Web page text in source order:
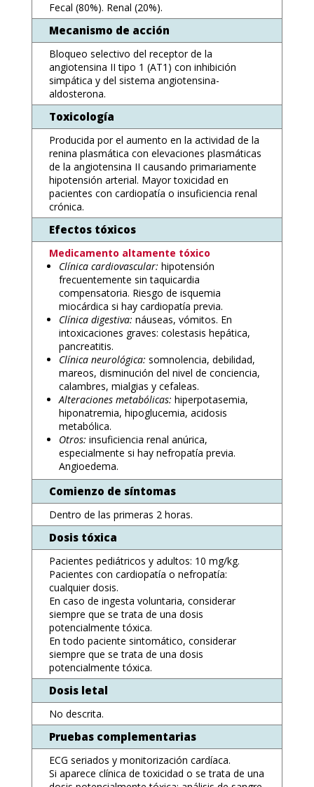
Fecal (80%). Renal (20%).
Mecanismo de acción
Bloqueo selectivo del receptor de la
angiotensina II tipo 1 (AT1) con inhibición
simpática y del sistema angiotensina-
aldosterona.
Toxicología
Producida por el aumento en la actividad de la
renina plasmática con elevaciones plasmáticas
de la angiotensina II causando primariamente
hipotensión arterial. Mayor toxicidad en
pacientes con cardiopatía o insuficiencia renal
crónica.
Efectos tóxicos
Medicamento altamente tóxico
Clínica cardiovascular: hipotensión
frecuentemente sin taquicardia
compensatoria. Riesgo de isquemia
miocárdica si hay cardiopatía previa.
Clínica digestiva: náuseas, vómitos. En
intoxicaciones graves: colestasis hepática,
pancreatitis.
Clínica neurológica: somnolencia, debilidad,
mareos, disminución del nivel de conciencia,
calambres, mialgias y cefaleas.
Alteraciones metabólicas: hiperpotasemia,
hiponatremia, hipoglucemia, acidosis
metabólica.
Otros: insuficiencia renal anúrica,
especialmente si hay nefropatía previa.
Angioedema.
Comienzo de síntomas
Dentro de las primeras 2 horas.
Dosis tóxica
Pacientes pediátricos y adultos: 10 mg/kg.
Pacientes con cardiopatía o nefropatía:
cualquier dosis.
En caso de ingesta voluntaria, considerar
siempre que se trata de una dosis
potencialmente tóxica.
En todo paciente sintomático, considerar
siempre que se trata de una dosis
potencialmente tóxica.
Dosis letal
No descrita.
Pruebas complementarias
ECG seriados y monitorización cardíaca.
Si aparece clínica de toxicidad o se trata de una